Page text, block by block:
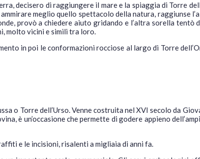
decisero di raggiungere il mare e la spiaggia di Torre
meglio quello spettacolo della natura, raggiunse
provò a chiedere aiuto gridando e l’altra sorella tentò
molto vicini e simili tra loro.
in poi le conformazioni rocciose al largo di Torre
o Torre dell’Urso. Venne costruita nel XVI secolo da
è un’occasione che permette di godere appieno
e le incisioni, risalenti a migliaia di anni fa.